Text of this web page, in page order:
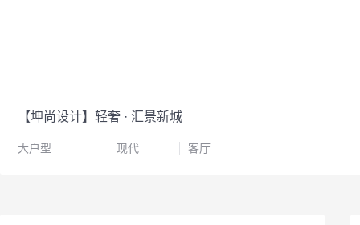
【坤尚设计】轻奢 · 汇景新城
大户型 现代 客厅